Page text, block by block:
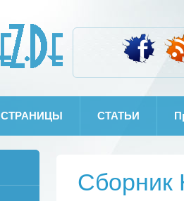
СТРАНИЦЫ СТАТЬИ